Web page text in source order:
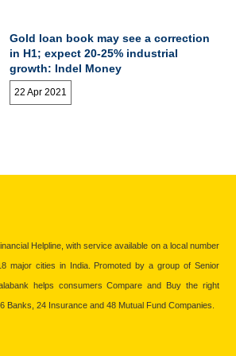
Gold loan book may see a correction
in H1; expect 20-25% industrial
growth: Indel Money
22 Apr 2021
Helpline, with service available on a local number
major cities in India. Promoted by a group of Senior
helps consumers Compare and Buy the right
Banks, 24 Insurance and 48 Mutual Fund Companies.